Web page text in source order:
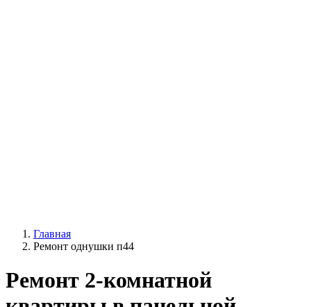
Главная
Ремонт однушки п44
Ремонт 2-комнатной